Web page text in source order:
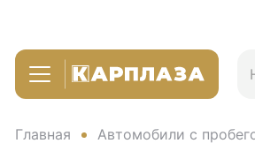
Главная Автомобили с